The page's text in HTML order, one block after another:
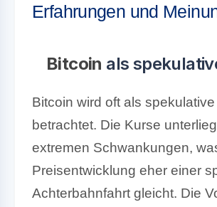
Erfahrungen und
Bitcoin als
Bitcoin wird oft als
betrachtet. Die Kurse
extremen Schwankungen,
Preisentwicklung eher einer
Achterbahnfahrt gleicht. Die